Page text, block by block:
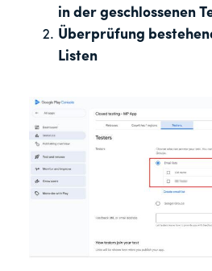
in der geschlossenen
Überprüfung
Listen